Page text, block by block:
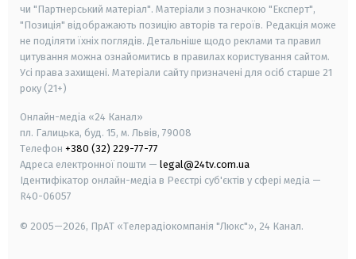
чи "Партнерський матеріал". Матеріали з позначкою "Експерт",
"Позиція" відображають позицію авторів та героїв. Редакція може
не поділяти їхніх поглядів. Детальніше щодо реклами та правил
цитування можна ознайомитись в правилах користування сайтом.
Усі права захищені. Матеріали сайту призначені для осіб старше 21
року (21+)
Онлайн-медіа «24 Канал»
пл. Галицька, буд. 15, м. Львів, 79008
Телефон +380 (32) 229-77-77
Адреса електронної пошти — legal@24tv.com.ua
Ідентифікатор онлайн-медіа в Реєстрі суб'єктів у сфері медіа —
R40-06057
© 2005—2026, ПрАТ «Телерадіокомпанія "Люкс"», 24 Канал.